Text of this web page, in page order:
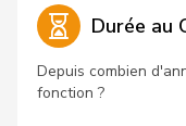
Durée au
Depuis combien
fonction ?